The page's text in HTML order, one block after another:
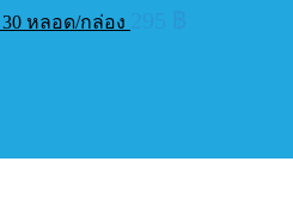
30 หลอด/กล่อง